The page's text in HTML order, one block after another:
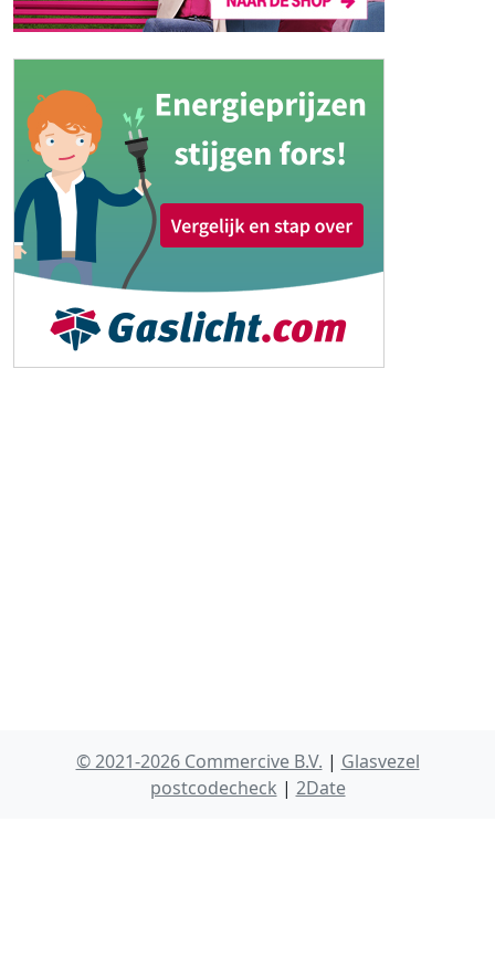
© 2021-2026 Commercive B.V. | Glasvezel
postcodecheck | 2Date